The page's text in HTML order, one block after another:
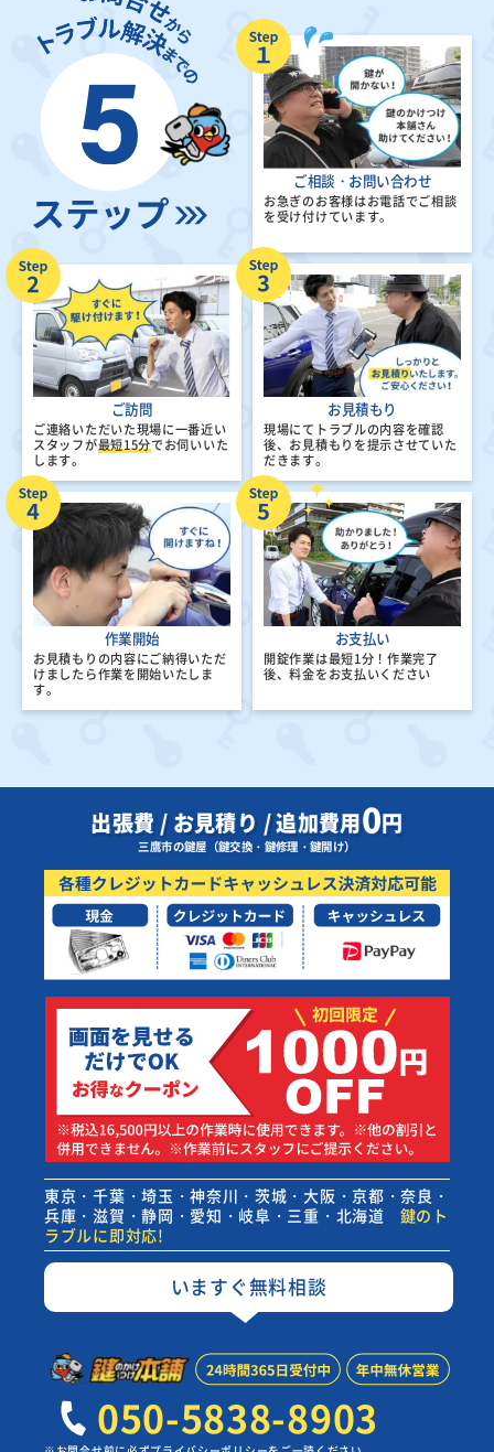
ご相談・お問い合わせ
お急ぎのお客様はお電話でご相談
を受け付けています。
ご訪問
ご連絡いただいた現場に一番近い
スタッフが最短15分でお伺いいた
します。
お見積もり
現場にてトラブルの内容を確認
後、 お見積もりを提示させていた
だきます。
作業開始
お見積もりの内容にご納得いただ
けましたら作業を開始いたしま
す。
お支払い
開錠作業は最短1分！ 作業完了
後、料金をお支払いください
出張費 / お見積り / 追加費用0円
三鷹市の鍵屋（鍵交換・鍵修理・鍵開け）
東京・千葉・埼玉・神奈川・茨城・大阪・京都・奈良・
兵庫・滋賀・静岡・愛知・岐阜・三重・北海道
鍵のト
ラブルに即対応!
いますぐ無料相談
050-5838-8903